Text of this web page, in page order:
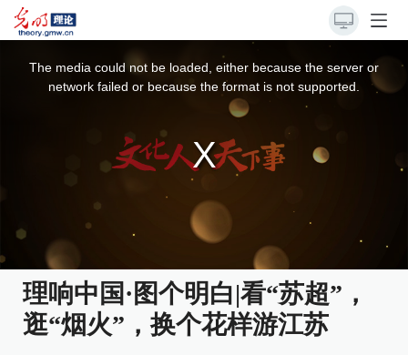
The media could not be loaded, either because the server or
network failed or because the format is not supported.
理响中国·图个明白|看“苏超”，
逛“烟火”，换个花样游江苏